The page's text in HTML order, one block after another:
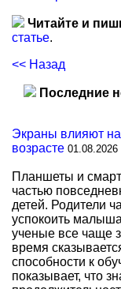
Читайте и
статье.
<< Назад
Последние
Экраны влияют
возрасте 01.08.2026
Планшеты и
частью
детей. Родители
успокоить
ученые все чаще
время
способности к
показывает, что